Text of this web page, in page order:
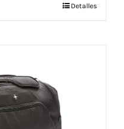
Detalles